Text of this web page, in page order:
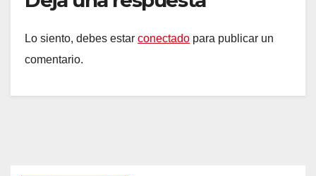
Lo siento, debes estar conectado para publicar un
comentario.